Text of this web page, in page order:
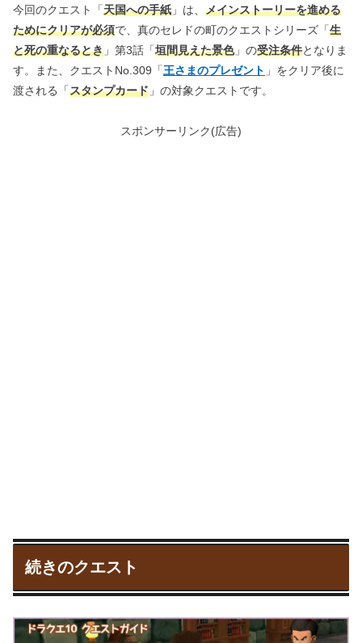
今回のクエスト「天国への手紙 」は、 メインストーリーを進める
ためにクリアが必須で、真のセレドの町のクエストシリーズ「生
と死の重なるとき 」第3話「垣間見えた景色」の受注条件となりま
す。また、クエストNo.309「王さまのプレゼント 」をクリア後に
渡される「スタンプカード 」の対象クエストです。
スポンサーリンク(広告)
続きのクエスト